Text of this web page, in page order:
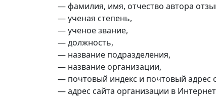
— фамилия, имя, отчество автора
— ученая степень,
— ученое звание,
— должность,
— название подразделения,
— название организации,
— почтовый индекс и почтовый адрес
— адрес сайта организации в